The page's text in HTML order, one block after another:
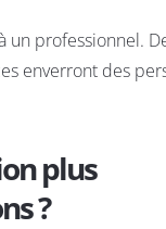
un professionnel.
enverront des
plus
?